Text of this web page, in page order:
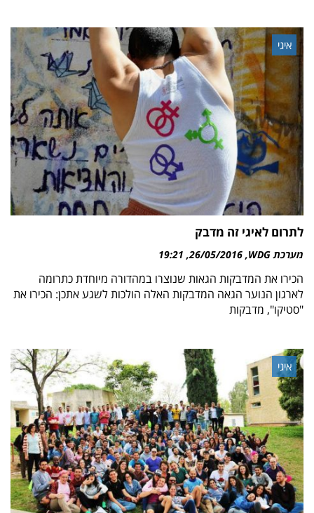
איגי
לתרום לאיגי זה מדבק
מערכת WDG 26/05/2016
19:21
הכירו את המדבקות הגאות שנוצרו במהדורה מיוחדת כתרומה
לארגון הנוער הגאה המדבקות האלה הולכות לשגע אתכן: הכירו את
"סטיקו", מדבקות
איגי